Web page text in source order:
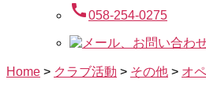
call058-254-0275
Home > クラブ活動 > その他 > オ